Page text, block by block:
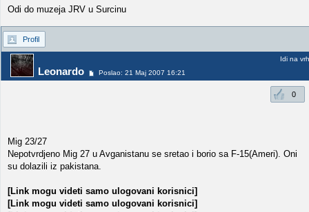
Odi do muzeja JRV u Surcinu
Profil
Leonardo Poslao: 21 Maj 2007 16:21
Idi na vrh
0
Mig 23/27
Nepotvrdjeno Mig 27 u Avganistanu se sretao i borio sa F-15(Ameri). Oni
su dolazili iz pakistana.
[Link mogu videti samo ulogovani korisnici]
[Link mogu videti samo ulogovani korisnici]